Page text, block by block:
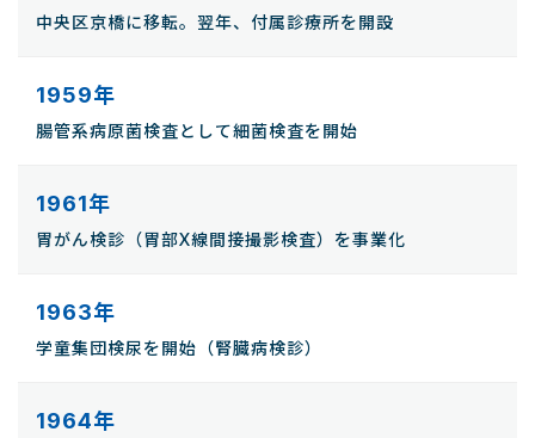
中央区京橋に移転。翌年、付属診療所を開設
1959年
腸管系病原菌検査として細菌検査を開始
1961年
胃がん検診（胃部X線間接撮影検査）を事業化
1963年
学童集団検尿を開始（腎臓病検診）
1964年